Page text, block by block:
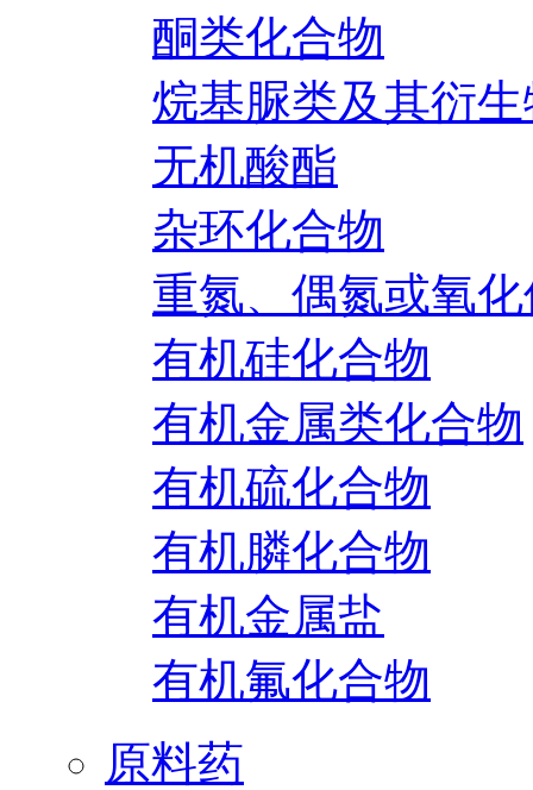
酮类化合物
烷基脲类及其衍
无机酸酯
杂环化合物
重氮、偶氮或氧
有机硅化合物
有机金属类化合物
有机硫化合物
有机膦化合物
有机金属盐
有机氟化合物
原料药